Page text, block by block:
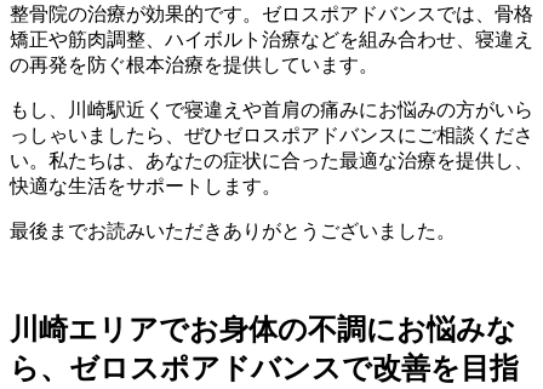
整骨院の治療が効果的です。ゼロスポアドバンスでは、骨格
矯正や筋肉調整、ハイボルト治療などを組み合わせ、寝違え
の再発を防ぐ根本治療を提供しています。
もし、川崎駅近くで寝違えや首肩の痛みにお悩みの方がいら
っしゃいましたら、ぜひゼロスポアドバンスにご相談くださ
い。私たちは、あなたの症状に合った最適な治療を提供し、
快適な生活をサポートします。
最後までお読みいただきありがとうございました。
川崎エリアでお身体の不調にお悩みな
ら、ゼロスポアドバンスで改善を目指